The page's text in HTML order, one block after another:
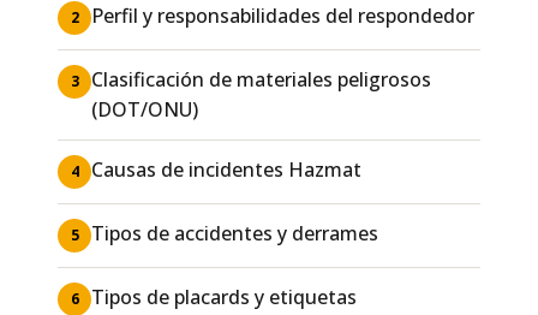
2 Perfil y responsabilidades del respondedor
3
Clasificación de materiales peligrosos
(DOT/ONU)
4 Causas de incidentes Hazmat
5 Tipos de accidentes y derrames
6 Tipos de placards y etiquetas